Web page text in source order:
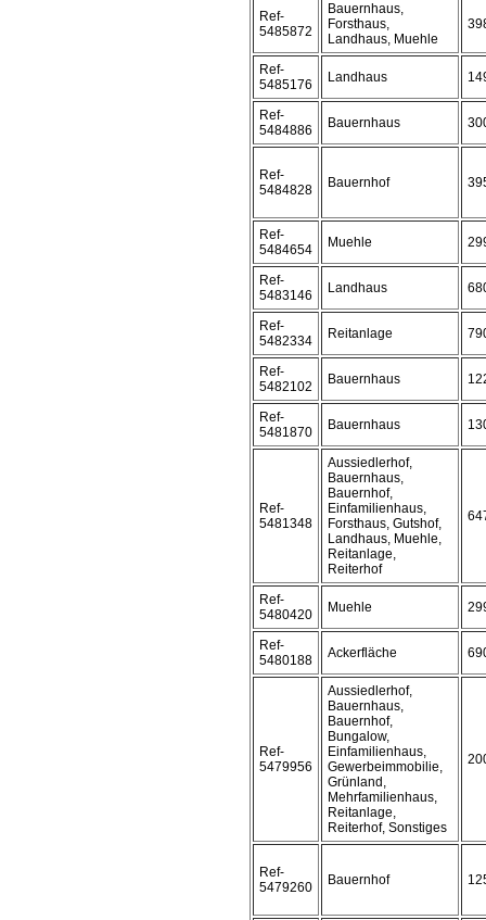
Ref-
5485872
Bauernhaus,
Forsthaus,
Landhaus, Muehle
Ref-
5485176
Landhaus
Ref-
5484886
Bauernhaus
Ref-
5484828
Bauernhof
Ref-
5484654
Muehle
Ref-
5483146
Landhaus
Ref-
5482334
Reitanlage
Ref-
5482102
Bauernhaus
Ref-
5481870
Bauernhaus
Ref-
5481348
Aussiedlerhof,
Bauernhaus,
Bauernhof,
Einfamilienhaus,
Forsthaus, Gutshof,
Landhaus, Muehle,
Reitanlage,
Reiterhof
Ref-
5480420
Muehle
Ref-
5480188
Ackerfläche
Ref-
5479956
Aussiedlerhof,
Bauernhaus,
Bauernhof,
Bungalow,
Einfamilienhaus,
Gewerbeimmobilie,
Grünland,
Mehrfamilienhaus,
Reitanlage,
Reiterhof, Sonstiges
Ref-
5479260
Bauernhof